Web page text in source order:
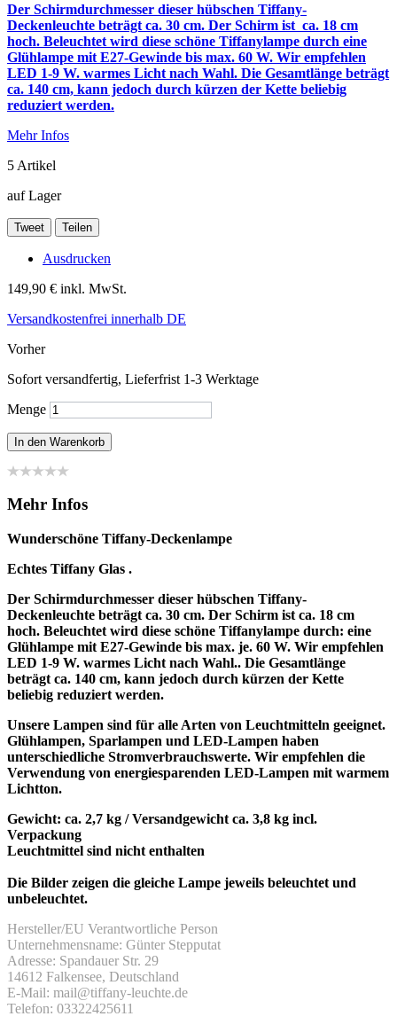
Der Schirmdurchmesser dieser hübschen Tiffany-
Deckenleuchte beträgt ca. 30 cm. Der Schirm ist ca. 18 cm
hoch. Beleuchtet wird diese schöne Tiffanylampe durch eine
Glühlampe mit E27-Gewinde bis max. 60 W. Wir empfehlen
LED 1-9 W. warmes Licht nach Wahl. Die Gesamtlänge beträgt
ca. 140 cm, kann jedoch durch kürzen der Kette beliebig
reduziert werden.
Mehr Infos
5 Artikel
auf Lager
Tweet Teilen
Ausdrucken
149,90 € inkl. MwSt.
Versandkostenfrei innerhalb DE
Vorher
Sofort versandfertig, Lieferfrist 1-3 Werktage
Menge
In den Warenkorb
Mehr Infos
Wunderschöne Tiffany-Deckenlampe
Echtes Tiffany Glas .
Der Schirmdurchmesser dieser hübschen Tiffany-
Deckenleuchte beträgt ca. 30 cm. Der Schirm ist ca. 18 cm
hoch. Beleuchtet wird diese schöne Tiffanylampe durch: eine
Glühlampe mit E27-Gewinde bis max. je. 60 W. Wir empfehlen
LED 1-9 W. warmes Licht nach Wahl.. Die Gesamtlänge
beträgt ca. 140 cm, kann jedoch durch kürzen der Kette
beliebig reduziert werden.
Unsere Lampen sind für alle Arten von Leuchtmitteln geeignet.
Glühlampen, Sparlampen und LED-Lampen haben
unterschiedliche Stromverbrauchswerte. Wir empfehlen die
Verwendung von energiesparenden LED-Lampen mit warmem
Lichtton.
Gewicht: ca. 2,7 kg / Versandgewicht ca. 3,8 kg incl.
Verpackung
Leuchtmittel sind nicht enthalten
Die Bilder zeigen die gleiche Lampe jeweils beleuchtet und
unbeleuchtet.
Hersteller/EU Verantwortliche Person
Unternehmensname: Günter Stepputat
Adresse: Spandauer Str. 29
14612 Falkensee, Deutschland
E-Mail: mail@tiffany-leuchte.de
Telefon: 03322425611